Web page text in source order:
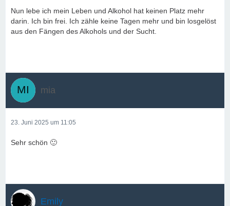
Nun lebe ich mein Leben und Alkohol hat keinen Platz mehr
darin. Ich bin frei. Ich zähle keine Tagen mehr und bin losgelöst
aus den Fängen des Alkohols und der Sucht.
mia
23. Juni 2025 um 11:05
Sehr schön 🙂
Emily